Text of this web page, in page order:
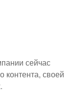
сейчас
контента, своей